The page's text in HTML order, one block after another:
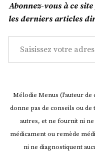
Abonnez-vous à ce
les derniers articles
Saisissez votre adresse e-mail…
Mélodie Menus (l’auteur de
donne pas de conseils ou
autres, et ne fournit ni
médicament ou remède
ni ne diagnostiquent